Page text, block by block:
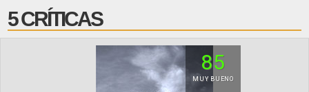
5 CRÍTICAS
85
MUY BUENO